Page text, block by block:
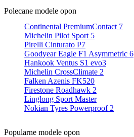
Polecane modele opon
Continental PremiumContact 7
Michelin Pilot Sport 5
Pirelli Cinturato P7
Goodyear Eagle F1 Asymmetric 6
Hankook Ventus S1 evo3
Michelin CrossClimate 2
Falken Azenis FK520
Firestone Roadhawk 2
Linglong Sport Master
Nokian Tyres Powerproof 2
Popularne modele opon